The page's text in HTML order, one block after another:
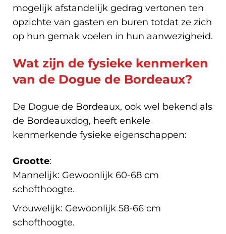
mogelijk afstandelijk gedrag vertonen ten
opzichte van gasten en buren totdat ze zich
op hun gemak voelen in hun aanwezigheid.
Wat zijn de fysieke kenmerken
van de Dogue de Bordeaux?
De Dogue de Bordeaux, ook wel bekend als
de Bordeauxdog, heeft enkele
kenmerkende fysieke eigenschappen:
Grootte:
Mannelijk: Gewoonlijk 60-68 cm
schofthoogte.
Vrouwelijk: Gewoonlijk 58-66 cm
schofthoogte.